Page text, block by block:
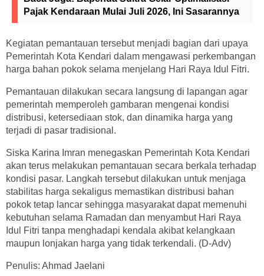
Pajak Kendaraan Mulai Juli 2026, Ini Sasarannya
Kegiatan pemantauan tersebut menjadi bagian dari upaya
Pemerintah Kota Kendari dalam mengawasi perkembangan
harga bahan pokok selama menjelang Hari Raya Idul Fitri.
Pemantauan dilakukan secara langsung di lapangan agar
pemerintah memperoleh gambaran mengenai kondisi
distribusi, ketersediaan stok, dan dinamika harga yang
terjadi di pasar tradisional.
Siska Karina Imran menegaskan Pemerintah Kota Kendari
akan terus melakukan pemantauan secara berkala terhadap
kondisi pasar. Langkah tersebut dilakukan untuk menjaga
stabilitas harga sekaligus memastikan distribusi bahan
pokok tetap lancar sehingga masyarakat dapat memenuhi
kebutuhan selama Ramadan dan menyambut Hari Raya
Idul Fitri tanpa menghadapi kendala akibat kelangkaan
maupun lonjakan harga yang tidak terkendali. (D-Adv)
Penulis: Ahmad Jaelani